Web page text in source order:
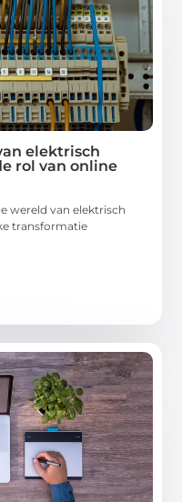
elektrisch
rol van online
wereld van elektrisch
transformatie